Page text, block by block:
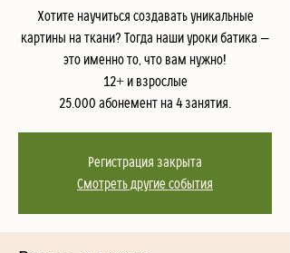
Хотите научиться создавать уникальные
картины на ткани? Тогда наши уроки батика —
это именно то, что вам нужно!
12+ и взрослые
25.000 абонемент на 4 занятия.
Регистрация закрыта
Смотреть другие события